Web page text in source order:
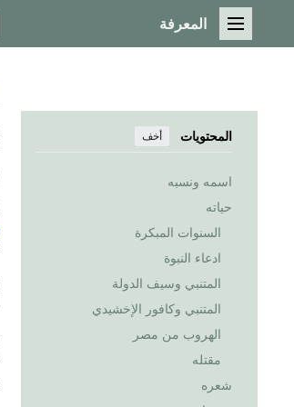
القائمة الرئيسية
المعرفة
المحتويات أخف
اسمه ونسبه
حياته
السنوات المبكرة
ادعاء النبوة
المتنبي وسيف الدولة
المتنبي وكافور الإخشيدي
الهروب من مصر
مقتله
شعره